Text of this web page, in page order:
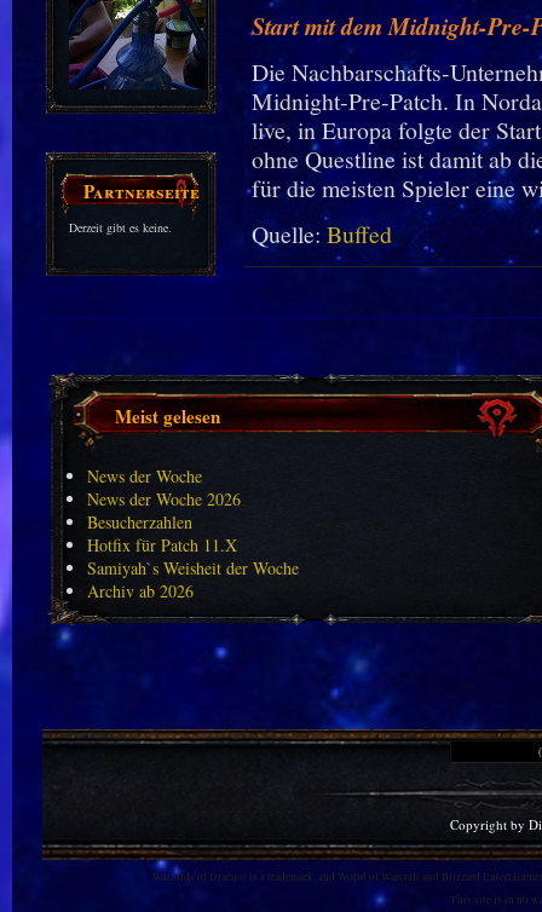
Partnerseiten
Derzeit gibt es keine.
Start mit dem Midnight-Pre-
Die Nachbarschafts-
Midnight-Pre-Patch. In
live, in Europa folgte der
ohne Questline ist damit ab
für die meisten Spieler eine
Quelle: Buffed
Meist gelesen
News der Woche
News der Woche 2026
Besucherzahlen
Hotfix für Patch 11.X
Samiyah`s Weisheit der Woche
Archiv ab 2026
Copyright by
Warlords of Draenor is a trademark, and World of Warcraft and Blizzard
This site is in no